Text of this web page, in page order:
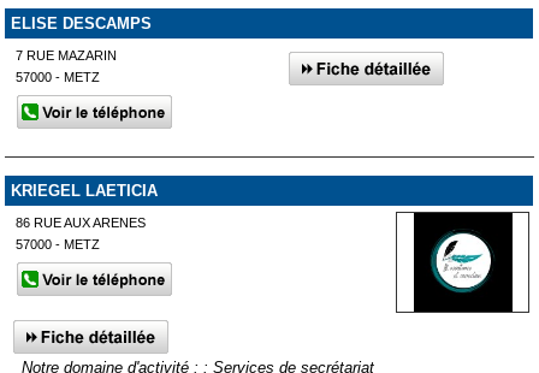
ELISE DESCAMPS
7 RUE MAZARIN
57000 - METZ
KRIEGEL LAETICIA
86 RUE AUX ARENES
57000 - METZ
Notre domaine d'activité : : Services de secrétariat